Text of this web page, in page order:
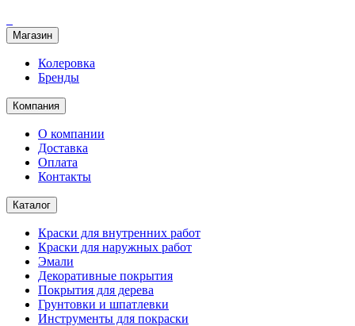
Магазин
Колеровка
Бренды
Компания
О компании
Доставка
Оплата
Контакты
Каталог
Краски для внутренних работ
Краски для наружных работ
Эмали
Декоративные покрытия
Покрытия для дерева
Грунтовки и шпатлевки
Инструменты для покраски